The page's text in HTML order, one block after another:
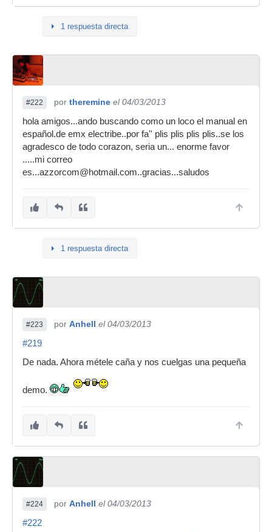
1 respuesta directa
#222 por theremine el 04/03/2013
hola amigos...ando buscando como un loco el manual en
español.de emx electribe..por fa'' plis plis plis plis..se los
agradesco de todo corazon, seria un... enorme favor
.....mi correo
es...azzorcom@hotmail.com..gracias...saludos
1 respuesta directa
#223 por Anhell el 04/03/2013
#219
De nada. Ahora métele caña y nos cuelgas una pequeña
demo.
#224 por Anhell el 04/03/2013
#222